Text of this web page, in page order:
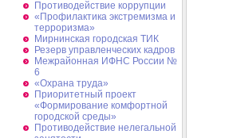
Противодействие коррупции
«Профилактика экстремизма и
терроризма»
Мирнинская городская ТИК
Резерв управленческих кадров
Межрайонная ИФНС России №
6
«Охрана труда»
Приоритетный проект
«Формирование комфортной
городской среды»
Противодействие нелегальной